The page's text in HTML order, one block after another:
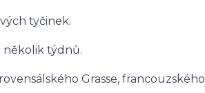
tyčinek.
několik týdnů.
Grasse, francouzského